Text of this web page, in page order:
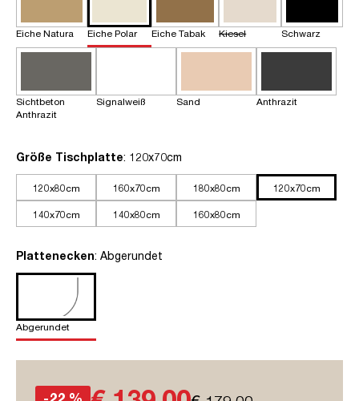
Eiche Natura Eiche Polar Eiche Tabak Kiesel Schwarz
Sichtbeton
Anthrazit
Signalweiß Sand Anthrazit
Größe Tischplatteauswählen
: 120x70cm
120x80cm 160x70cm 180x80cm 120x70cm
140x70cm 140x80cm 160x80cm
Platteneckenauswählen
: Abgerundet
Abgerundet